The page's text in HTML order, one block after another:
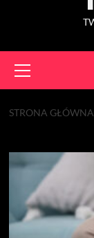
Menu
STRONA GŁÓWNA